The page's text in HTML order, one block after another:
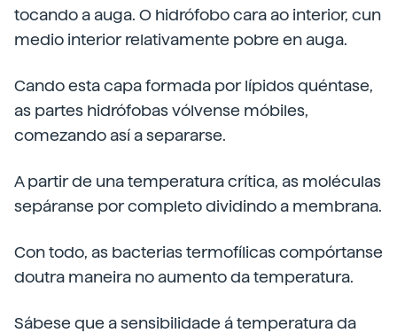
tocando a auga. O hidrófobo cara ao interior, cun
medio interior relativamente pobre en auga.
Cando esta capa formada por lípidos quéntase,
as partes hidrófobas vólvense móbiles,
comezando así a separarse.
A partir de una temperatura crítica, as moléculas
sepáranse por completo dividindo a membrana.
Con todo, as bacterias termofílicas compórtanse
doutra maneira no aumento da temperatura.
Sábese que a sensibilidade á temperatura da